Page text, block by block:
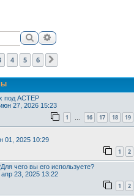
ПоискРасширенный поиск
4 5 6
под АСТЕР
27, 2026 15:23
1 16 17 18 19
01, 2025 10:29
1 2
чего вы его используете?
23, 2025 13:22
1 2